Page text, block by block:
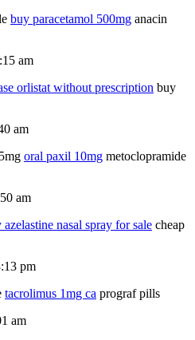
buy paracetamol 500mg anacin
am
orlistat without prescription buy
am
oral paxil 10mg metoclopramide
am
azelastine nasal spray for sale cheap
pm
tacrolimus 1mg ca prograf pills
am